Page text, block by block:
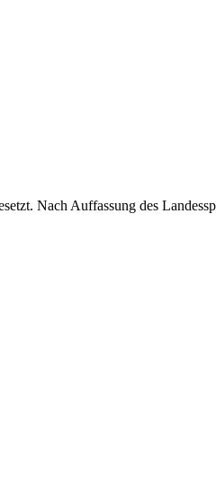
Nach Auffassung des